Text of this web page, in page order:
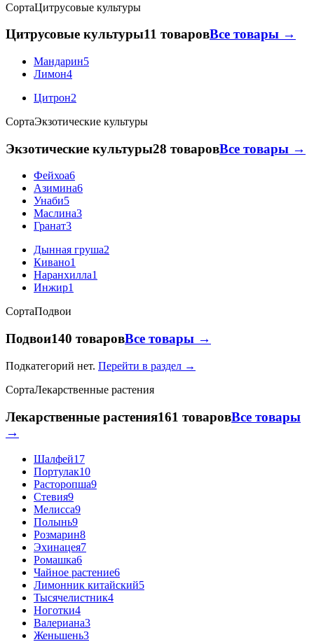
СортаЦитрусовые культуры
Цитрусовые культуры11 товаровВсе товары →
Мандарин5
Лимон4
Цитрон2
СортаЭкзотические культуры
Экзотические культуры28 товаровВсе товары →
Фейхоа6
Азимина6
Унаби5
Маслина3
Гранат3
Дынная груша2
Кивано1
Наранхилла1
Инжир1
СортаПодвои
Подвои140 товаровВсе товары →
Подкатегорий нет. Перейти в раздел →
СортаЛекарственные растения
Лекарственные растения161 товаровВсе товары
→
Шалфей17
Портулак10
Расторопша9
Стевия9
Мелисса9
Полынь9
Розмарин8
Эхинацея7
Ромашка6
Чайное растение6
Лимонник китайский5
Тысячелистник4
Ноготки4
Валериана3
Женьшень3